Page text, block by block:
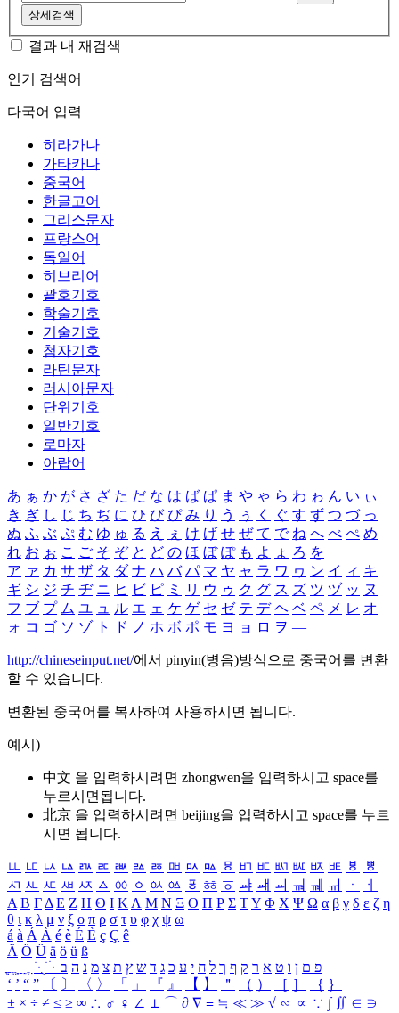
상세검색
결과 내 재검색
인기 검색어
다국어 입력
히라가나
가타카나
중국어
한글고어
그리스문자
프랑스어
독일어
히브리어
괄호기호
학술기호
기술기호
첨자기호
라틴문자
러시아문자
단위기호
일반기호
로마자
아랍어
あ ぁ か が さ ざ た だ な は ば ぱ ま や ゃ ら わ ゎ ん い ぃ
き ぎ し じ ち ぢ に ひ び ぴ み り う ぅ く ぐ す ず つ づ っ
ぬ ふ ぶ ぷ む ゆ ゅ る え ぇ け げ せ ぜ て で ね へ べ ぺ め
れ お ぉ こ ご そ ぞ と ど の ほ ぼ ぽ も よ ょ ろ を
ア ァ カ サ ザ タ ダ ナ ハ バ パ マ ヤ ャ ラ ワ ヮ ン イ ィ キ
ギ シ ジ チ ヂ ニ ヒ ビ ピ ミ リ ウ ゥ ク グ ス ズ ツ ヅ ッ ヌ
フ ブ プ ム ユ ュ ル エ ェ ケ ゲ セ ゼ テ デ ヘ ベ ペ メ レ オ
ォ コ ゴ ソ ゾ ト ド ノ ホ ボ ポ モ ヨ ョ ロ ヲ ―
http://chineseinput.net/에서 pinyin(병음)방식으로 중국어를 변환
할 수 있습니다.
변환된 중국어를 복사하여 사용하시면 됩니다.
예시)
中文 을 입력하시려면 zhongwen을 입력하시고 space를
누르시면됩니다.
北京 을 입력하시려면 beijing을 입력하시고 space를 누르
시면 됩니다.
ㅥ ㅦ ㅧ ㅨ ㅩ ㅪ ㅫ ㅬ ㅭ ㅮ ㅯ ㅰ ㅱ ㅲ ㅳ ㅴ ㅵ ㅶ ㅷ ㅸ
ㅹ
ㅺ ㅻ ㅼ ㅽ ㅾ ㅿ ㆀ ㆁ ㆂ ㆃ ㆄ ㆅ ㆆ ㆇ ㆈ ㆉ ㆊ ㆋ ㆌ ㆍ
ㆎ
Α Β ΓΔ Ε Ζ Η Θ Ι ΚΛ Μ Ν Ξ Ο Π Ρ Σ ΤΥ Φ Χ Ψ Ω α β γ δ ε ζ η
θ ι κ λ μ ν ξ ο π ρ σ τ υ φ χ ψ ω
á à Á À é è É È ç Ç ê
Ä Ö Ü ä ö ü ß
ִֶֹ ֻּ ׁׂ פ ם ן ו ט א ר ק ף ך ל ח י ע כ ג ד ש ץ ת צ מ נ ה ב
‘ ’ “ ” 〔 〕 〈 〉 「 」 『 』 【 】 ＂ （ ） ［ ］ ｛ ｝
± × ÷ ≠ ≤ ≥ ∞ ∴ ♂ ♀ ∠ ⊥ ⌒ ∂ ∇ ≡ ≒ ≪ ≫ √ ∽ ∝ ∵ ∫ ∬ ∈ ∋